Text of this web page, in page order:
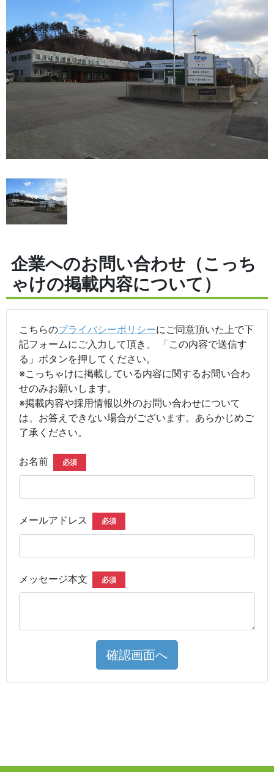
企業へのお問い合わせ（こっち
ゃけの掲載内容について）
こちらのプライバシーポリシーにご同意頂いた上で下
記フォームにご入力して頂き、 「この内容で送信す
る」ボタンを押してください。
※こっちゃけに掲載している内容に関するお問い合わ
せのみお願いします。
※掲載内容や採用情報以外のお問い合わせについて
は、お答えできない場合がございます。あらかじめご
了承ください。
お名前 必須
メールアドレス 必須
メッセージ本文 必須
確認画面へ